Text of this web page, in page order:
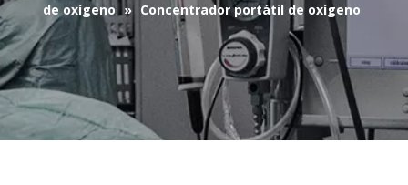
de oxígeno » Concentrador portátil de oxígeno